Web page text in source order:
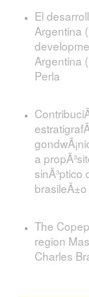
El
Argentina
Argentina
Perla
a
sinÃ³ptico
The
region
Charles